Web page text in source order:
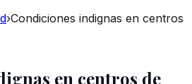
›Condiciones indignas en centros
en centros de